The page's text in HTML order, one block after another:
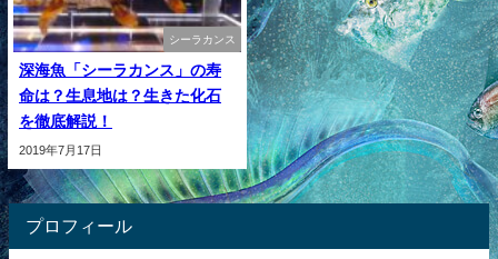
シーラカンス
深海魚「シーラカンス」の寿
命は？生息地は？生きた化石
を徹底解説！
2019年7月17日
プロフィール